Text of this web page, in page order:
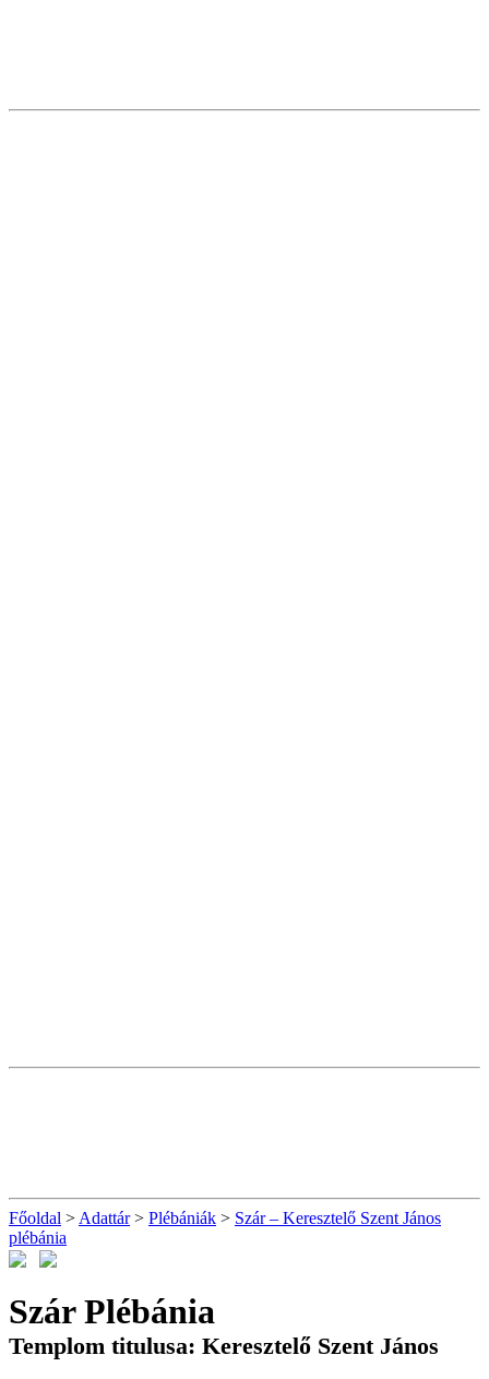
Főoldal > Adattár> Plébániák > Szár – Keresztelő Szent János
plébánia
Szár Plébánia
Templom titulusa: Keresztelő Szent János